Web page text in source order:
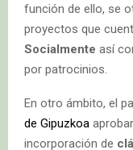
función de ello, se
proyectos que
Socialmente así
por patrocinios.
En otro ámbito, el
de Gipuzkoa
incorporación de